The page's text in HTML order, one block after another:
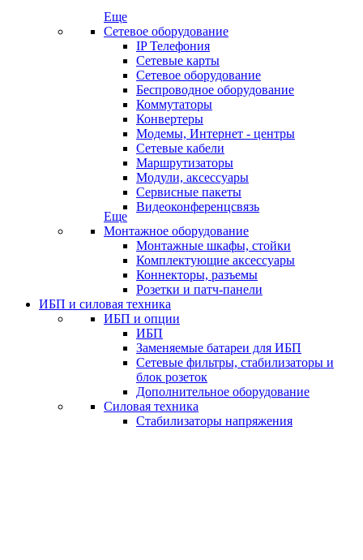
Еще
Сетевое оборудование
IP Телефония
Сетевые карты
Сетевое оборудование
Беспроводное оборудование
Коммутаторы
Конвертеры
Модемы, Интернет - центры
Сетевые кабели
Маршрутизаторы
Модули, аксессуары
Сервисные пакеты
Видеоконференцсвязь
Еще
Монтажное оборудование
Монтажные шкафы, стойки
Комплектующие аксессуары
Коннекторы, разъемы
Розетки и патч-панели
ИБП и силовая техника
ИБП и опции
ИБП
Заменяемые батареи для ИБП
Сетевые фильтры, стабилизаторы и
блок розеток
Дополнительное оборудование
Силовая техника
Стабилизаторы напряжения